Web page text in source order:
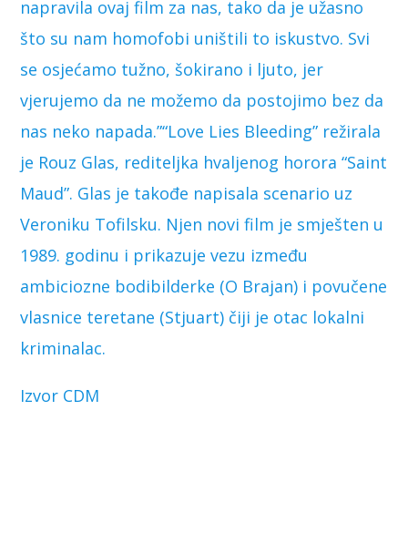
napravila ovaj film za nas, tako da je užasno
što su nam homofobi uništili to iskustvo. Svi
se osjećamo tužno, šokirano i ljuto, jer
vjerujemo da ne možemo da postojimo bez da
nas neko napada.”“Love Lies Bleeding” režirala
je Rouz Glas, rediteljka hvaljenog horora “Saint
Maud”. Glas je takođe napisala scenario uz
Veroniku Tofilsku. Njen novi film je smješten u
1989. godinu i prikazuje vezu između
ambiciozne bodibilderke (O Brajan) i povučene
vlasnice teretane (Stjuart) čiji je otac lokalni
kriminalac.
Izvor CDM